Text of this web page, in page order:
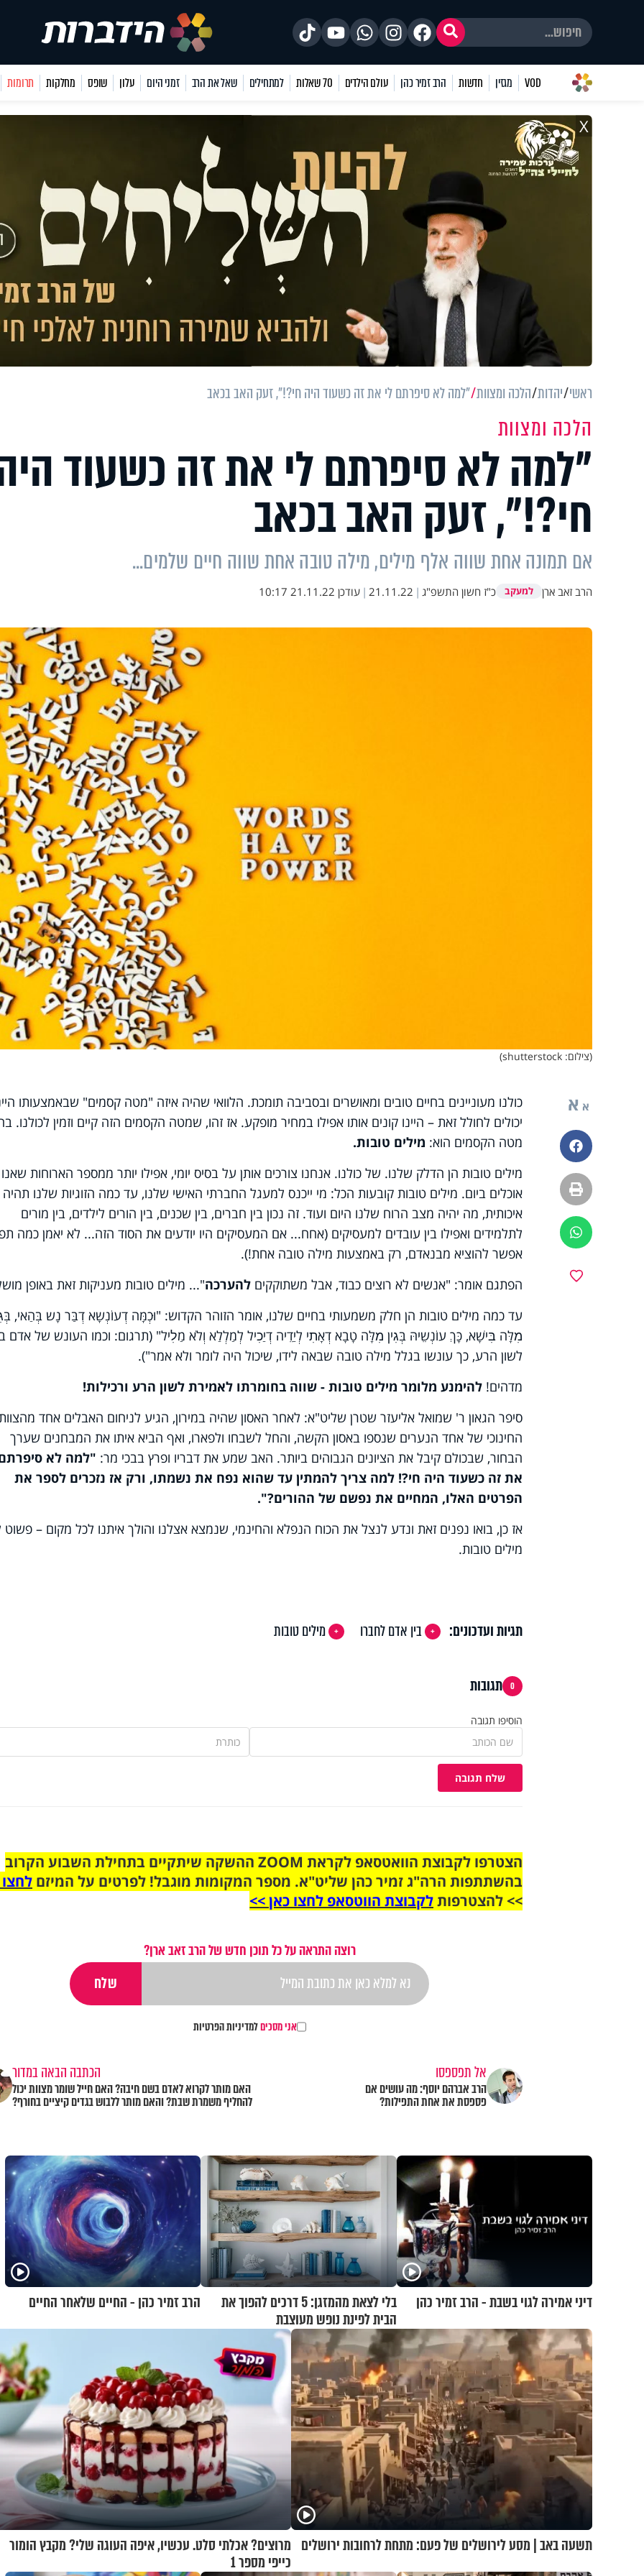
VOD מגזין חדשות הרב זמיר כהן עולם הילדים 70 שאלות למתחילים שאל את הרב זמני היום עלון שופס מחלקות תרומות
X
ראשי יהדות הלכה ומצוות "למה לא סיפרתם לי את זה כשעוד היה חי?!", זעק האב בכאב
הלכה ומצוות
"למה לא סיפרתם לי את זה כשעוד
חי?!", זעק האב בכאב
אם תמונה אחת שווה אלף מילים, מילה טובה אחת שווה חיים שלמים...
הרב זאב ארן למעקב כ"ז חשון התשפ"ג |
21.11.22
| עודכן 21.11.22 10:17
(צילום: shutterstock)
א א
פייסבוק
הדפסה
ווטסאפ
כולנו מעוניינים בחיים טובים ומאושרים ובסביבה תומכת. הלוואי שהיה איזה "מטה קסמים" שבאמצעותו
יכולים לחולל זאת – היינו קונים אותו אפילו במחיר מופקע. אז זהו, שמטה הקסמים הזה קיים וזמין לכולנו.
מטה הקסמים הוא: מילים טובות.
מילים טובות הן הדלק שלנו. של כולנו. אנחנו צורכים אותן על בסיס יומי, אפילו יותר ממספר הארוחות שאנו
אוכלים ביום. מילים טובות קובעות הכל: מי ייכנס למעגל החברתי האישי שלנו, עד כמה הזוגיות שלנו תהיה
איכותית, מה יהיה מצב הרוח שלנו היום ועוד. זה נכון בין חברים, בין שכנים, בין הורים לילדים, בין מורים
לתלמידים ואפילו בין עובדים למעסיקים (אחח... אם המעסיקים היו יודעים את הסוד הזה... לא יאמן כמה
אפשר להוציא מבנאדם, רק באמצעות מילה טובה אחת!).
הפתגם אומר: "אנשים לא רוצים כבוד, אבל משתוקקים להערכה"... מילים טובות מעניקות זאת באופן
עד כמה מילים טובות הן חלק משמעותי בחיים שלנו, אומר הזוהר הקדוש: "וּכְמָּה דְעוֺנְשָא דְבַּר נָש בְּהַאי,
מׅלָּה בּׅישָׁא, כָּךְ עוֺנְשֵיהּ בְּגׅין מׅלָּה טָבָא דְאָתׅי לְיַדֵיה דְיַכׅיל לְמַלְלַא וְלֺא מַלׅיל" (תרגום: וכמו העונש של אדם
לשון הרע, כך עונשו בגלל מילה טובה שבאה לידו, שיכול היה לומר ולא אמר").
מדהים! להימנע מלומר מילים טובות - שווה בחומרתו לאמירת לשון הרע ורכילות!
סיפר הגאון ר' שמואל אליעזר שטרן שליט"א: לאחר האסון שהיה במירון, הגיע לניחום האבלים אחד
החינוכי של אחד הנערים שנספו באסון הקשה, והחל לשבחו ולפארו, ואף הביא איתו את המבחנים שערך
הבחור, שבכולם קיבל את הציונים הגבוהים ביותר. האב שמע את דבריו ופרץ בבכי מר: "למה לא
את זה כשעוד היה חי?! למה צריך להמתין עד שהוא נפח את נשמתו, ורק אז נזכרים לספר את
הפרטים האלו, המחיים את נפשם של ההורים?".
אז כן, בואו נפנים זאת ונדע לנצל את הכוח הנפלא והחינמי, שנמצא אצלנו והולך איתנו לכל מקום – פשוט
מילים טובות.
תגיות ועדכונים: בין אדם לחברו מילים טובות
0 תגובות
הוסיפו תגובה
שלח תגובה
הצטרפו לקבוצת הוואטסאפ לקראת ZOOM ההשקה שיתקיים בתחילת השבוע הקרוב
בהשתתפות הרה"ג זמיר כהן שליט"א. מספר המקומות מוגבל! לפרטים על המיזם
>> להצטרפותלקבוצת הווטסאפ לחצו כאן >>
רוצה התראה על כל תוכן חדש של הרב זאב ארן?
אני מסכיםלמדיניות הפרטיות
אל תפספסו
הרב אברהם יוסף: מה עושים אם
פספסת את אחת התפילות?
הכתבה הבאה במדור
האם מותר לקרוא לאדם בשם חיבה? האם חייל שומר מצוות יכול
להחליף משמרת שבת? והאם מותר ללבוש בגדים קיציים בחורף?
דיני אמירה לגוי בשבת - הרב זמיר כהן
בלי לצאת מהמזגן: 5 דרכים להפוך את
הבית לפינת נופש מעוצבת
הרב זמיר כהן - החיים שלאחר החיים
תשעה באב | מסע לירושלים של פעם: מתחת לרחובות ירושלים מרוצים? אכלתי סלט. עכשיו, איפה העוגה שלי? מקבץ הומור
כייפי מספר 1